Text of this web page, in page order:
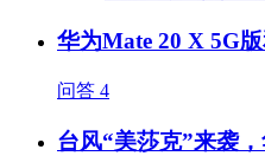
华为Mate 20 X 5G
问答 4
台风“美莎克”来袭